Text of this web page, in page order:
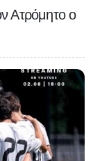
Ατρόμητο ο